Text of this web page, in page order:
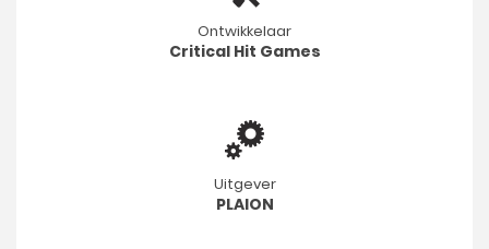
Ontwikkelaar
Critical Hit Games
Uitgever
PLAION